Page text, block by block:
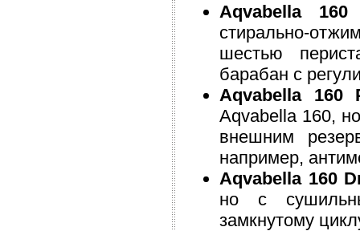
Aqvabella 160
стирально-
шестью
барабан с
Aqvabella 160
Aqvabella 160,
внешним
например,
Aqvabella 160
но с
замкнутому